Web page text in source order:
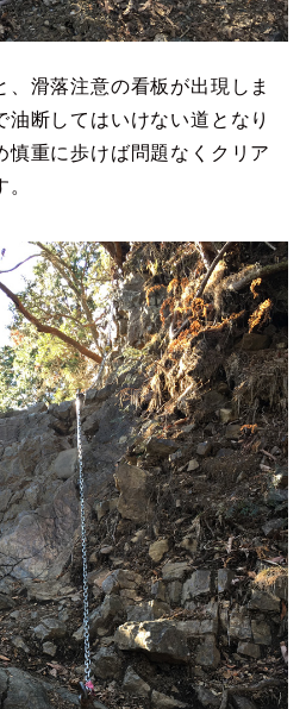
、滑落注意の看板が出現しま
断してはいけない道となり
慎重に歩けば問題なくクリア